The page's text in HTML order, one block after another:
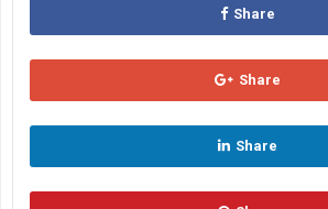
Share
Share
Share